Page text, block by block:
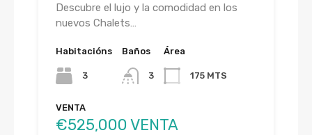
Descubre el lujo y la comodidad en los
nuevos Chalets…
Habitacións
3
Baños
3
Área
175 MTS
VENTA
€525,000 VENTA